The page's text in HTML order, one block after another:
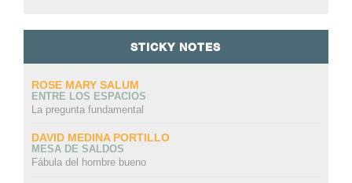
STICKY NOTES
ROSE MARY SALUM
ENTRE LOS ESPACIOS
La pregunta fundamental
DAVID MEDINA PORTILLO
MESA DE SALDOS
Fábula del hombre bueno